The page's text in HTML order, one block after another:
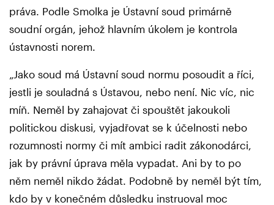
práva. Podle Smolka je Ústavní soud primárně
soudní orgán, jehož hlavním úkolem je kontrola
ústavnosti norem.
„Jako soud má Ústavní soud normu posoudit a říci,
jestli je souladná s Ústavou, nebo není. Nic víc, nic
míň. Neměl by zahajovat či spouštět jakoukoli
politickou diskusi, vyjadřovat se k účelnosti nebo
rozumnosti normy či mít ambici radit zákonodárci,
jak by právní úprava měla vypadat. Ani by to po
něm neměl nikdo žádat. Podobně by neměl být tím,
kdo by v konečném důsledku instruoval moc